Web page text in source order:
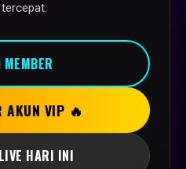
MEMBER
AKUN VIP 🔥
HARI INI